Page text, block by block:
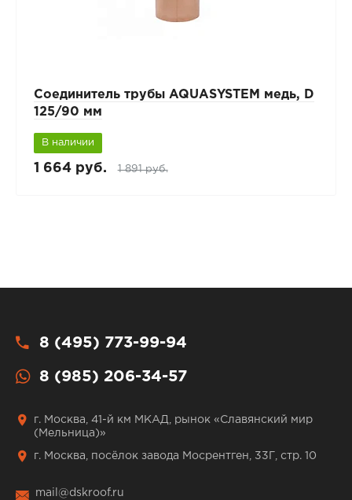
Соединитель трубы AQUASYSTEM медь, D
125/90 мм
В наличии
1 664 руб. 1 891 руб.
8 (495) 773-99-94
8 (985) 206-34-57
г. Москва, 41-й км МКАД, рынок «Славянский мир
(Мельница)»
г. Москва, посёлок завода Мосрентген, 33Г, стр. 10
mail@dskroof.ru